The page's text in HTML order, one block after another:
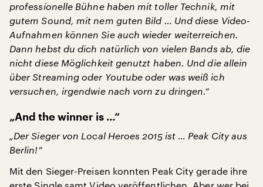
professionelle Bühne haben mit toller Technik, mit
gutem Sound, mit nem guten Bild … Und diese Video-
Aufnahmen können Sie auch wieder weiterreichen.
Dann hebst du dich natürlich von vielen Bands ab, die
nicht diese Möglichkeit genutzt haben. Und die allein
über Streaming oder Youtube oder was weiß ich
versuchen, irgendwie nach vorn zu dringen.“
„And the winner is …“
„Der Sieger von Local Heroes 2015 ist … Peak City aus
Berlin!”
Mit den Sieger-Preisen konnten Peak City gerade ihre